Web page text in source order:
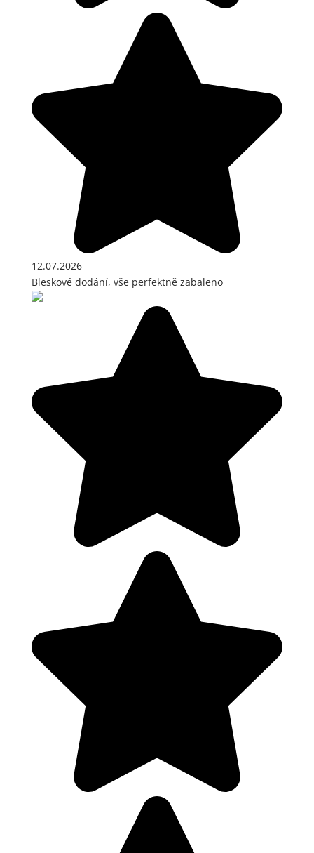
12.07.2026
Bleskové dodání, vše perfektně zabaleno